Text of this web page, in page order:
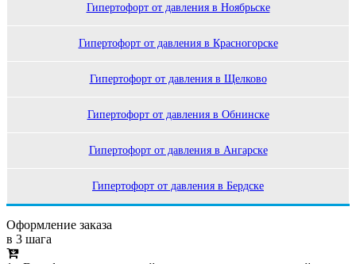
Гипертофорт от давления в Ноябрьске
Гипертофорт от давления в Красногорске
Гипертофорт от давления в Щелково
Гипертофорт от давления в Обнинске
Гипертофорт от давления в Ангарске
Гипертофорт от давления в Бердске
Оформление заказа
в 3 шага